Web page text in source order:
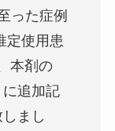
った症例
定使用患
本剤の
に追加記
まし